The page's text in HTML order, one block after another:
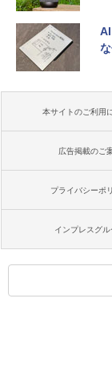
本サイトのご利用
広告掲載のご
プライバシーポ
インプレスグル